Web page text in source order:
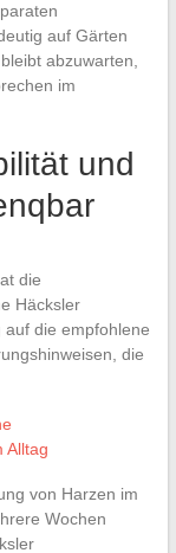
auf Gärten
abzuwarten,
im
und
die
Häcksler
die empfohlene
die
Alltag
von Harzen im
Wochen